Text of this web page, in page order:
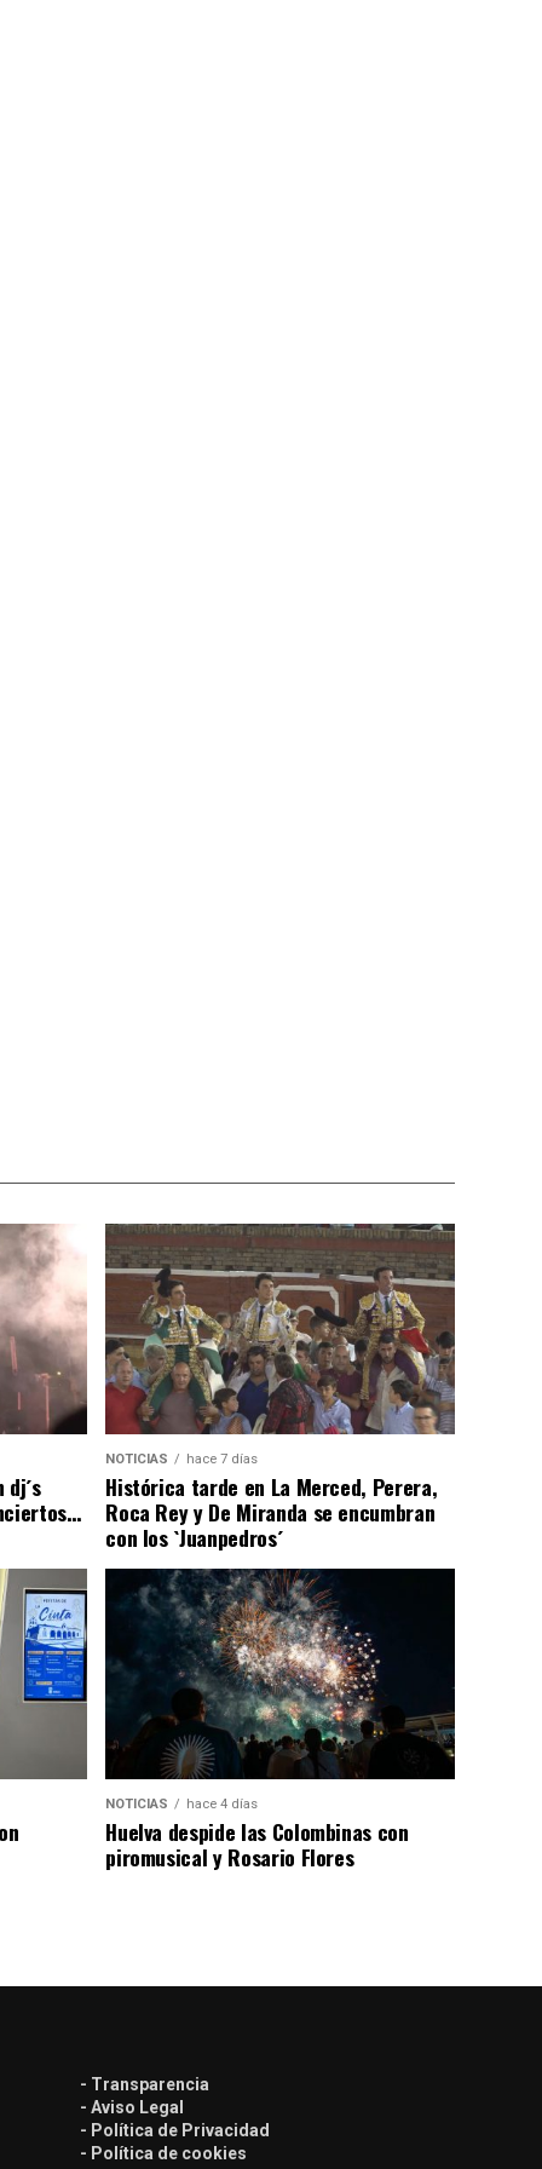
NOTICIAS hace 7 días
Histórica tarde en La Merced, Perera,
Roca Rey y De Miranda se encumbran
con los `Juanpedros´
NOTICIAS hace 4 días
Huelva despide las Colombinas con
piromusical y Rosario Flores
- Transparencia
- Aviso Legal
- Política de Privacidad
- Política de cookies